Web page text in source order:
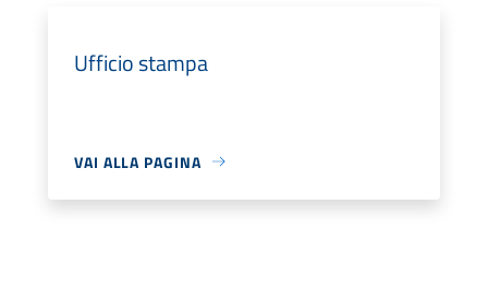
Ufficio stampa
VAI ALLA PAGINA